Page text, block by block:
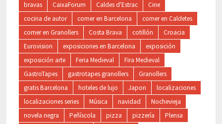
bravas CaixaForum Caldes d'Estrac
Cine
cocina de autor
comer en Barcelona
comer en Caldetes
comer en Granollers
Costa Brava cotillón
Croacia
Eurovision
exposiciones en Barcelona
exposición
exposición arte
Feria Medieval
Fira Medieval
GastroTapes
gastrotapes granollers
Granollers
gratis Barcelona
hoteles de lujo Japon
localizaciones
localizaciones series
Música navidad
Nochevieja
novela negra
Peñíscola pizza pizzería
Plensa